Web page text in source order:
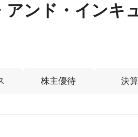
アンド・インキ
株主優待 決算